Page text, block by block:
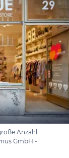
Anzahl
GmbH -